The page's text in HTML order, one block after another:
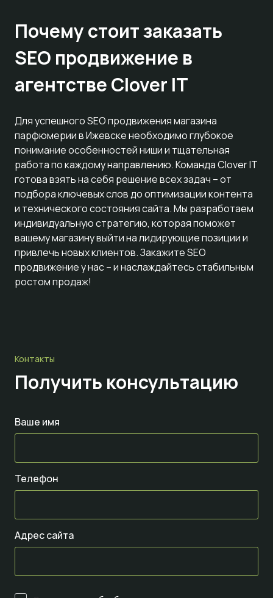
Почему стоит заказать
SEO продвижение в
агентстве Clover IT
Для успешного SEO продвижения магазина
парфюмерии в Ижевске необходимо глубокое
понимание особенностей ниши и тщательная
работа по каждому направлению. Команда Clover IT
готова взять на себя решение всех задач – от
подбора ключевых слов до оптимизации контента
и технического состояния сайта. Мы разработаем
индивидуальную стратегию, которая поможет
вашему магазину выйти на лидирующие позиции и
привлечь новых клиентов. Закажите SEO
продвижение у нас – и наслаждайтесь стабильным
ростом продаж!
Контакты
Получить консультацию
Ваше имя
Телефон
Адрес сайта